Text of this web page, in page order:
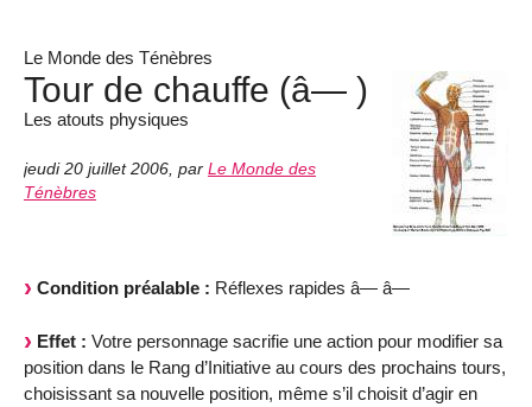
Le Monde des Ténèbres
Tour de chauffe (â— )
Les atouts physiques
jeudi 20 juillet 2006 par Le Monde des
Ténèbres
Condition préalable : Réflexes rapides â— â—
Effet : Votre personnage sacrifie une action pour modifier sa
position dans le Rang d’Initiative au cours des prochains tours,
choisissant sa nouvelle position, même s’il choisit d’agir en